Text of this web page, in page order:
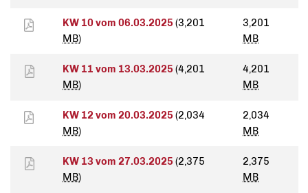
KW 10 vom 06.03.2025 (3,201
MB)
3,201
MB
KW 11 vom 13.03.2025 (4,201
MB)
4,201
MB
KW 12 vom 20.03.2025 (2,034
MB)
2,034
MB
KW 13 vom 27.03.2025 (2,375
MB)
2,375
MB